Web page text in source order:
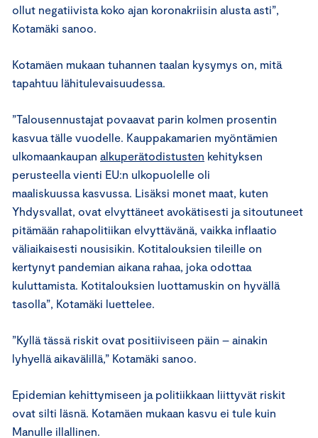
ollut negatiivista koko ajan koronakriisin alusta asti”,
Kotamäki sanoo.
Kotamäen mukaan tuhannen taalan kysymys on, mitä
tapahtuu lähitulevaisuudessa.
”Talousennustajat povaavat parin kolmen prosentin
kasvua tälle vuodelle. Kauppakamarien myöntämien
ulkomaankaupan alkuperätodistusten kehityksen
perusteella vienti EU:n ulkopuolelle oli
maaliskuussa kasvussa. Lisäksi monet maat, kuten
Yhdysvallat, ovat elvyttäneet avokätisesti ja sitoutuneet
pitämään rahapolitiikan elvyttävänä, vaikka inflaatio
väliaikaisesti nousisikin. Kotitalouksien tileille on
kertynyt pandemian aikana rahaa, joka odottaa
kuluttamista. Kotitalouksien luottamuskin on hyvällä
tasolla”, Kotamäki luettelee.
”Kyllä tässä riskit ovat positiiviseen päin – ainakin
lyhyellä aikavälillä,” Kotamäki sanoo.
Epidemian kehittymiseen ja politiikkaan liittyvät riskit
ovat silti läsnä. Kotamäen mukaan kasvu ei tule kuin
Manulle illallinen.